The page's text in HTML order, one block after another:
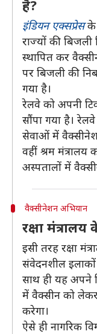
है?
इंडियन एक्सप्रेसके
राज्यों की
स्थापित कर
पर बिजली की
गया है।
रेलवे को अपनी
सौंपा गया है।
सेवाओं में
वहीं श्रम
अस्पतालों में
वैक्सीनेशन अभियान
रक्षा
इसी तरह रक्षा
संवेदनशील
साथ ही यह अपने
में वैक्सीन को
करेगा।
ऐसे ही नागरिक